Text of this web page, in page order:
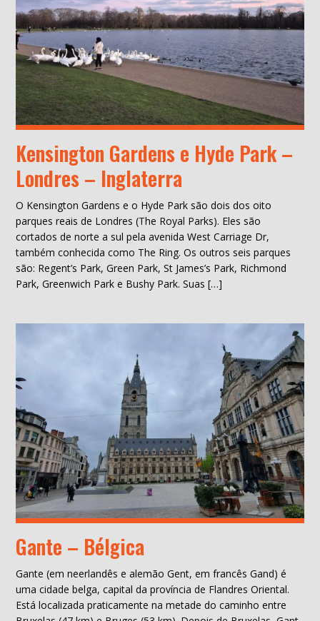
Kensington Gardens e Hyde Park –
Londres – Inglaterra
O Kensington Gardens e o Hyde Park são dois dos oito
parques reais de Londres (The Royal Parks). Eles são
cortados de norte a sul pela avenida West Carriage Dr,
também conhecida como The Ring. Os outros seis parques
são: Regent’s Park, Green Park, St James’s Park, Richmond
Park, Greenwich Park e Bushy Park. Suas […]
Gante – Bélgica
Gante (em neerlandês e alemão Gent, em francês Gand) é
uma cidade belga, capital da província de Flandres Oriental.
Está localizada praticamente na metade do caminho entre